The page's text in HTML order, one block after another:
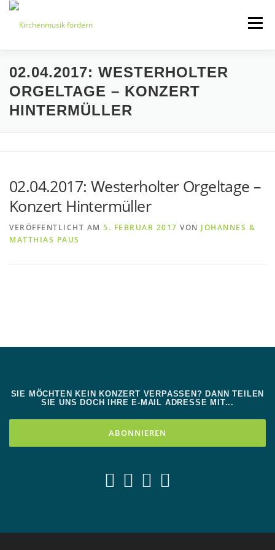
Zum
springen
Menü
START ÜBER UNS
VERANSTALTUNGEN
02.04.2017: WESTERHOLTER
ORGELTAGE – KONZERT
HINTERMÜLLER
02.04.2017: Westerholter Orgeltage –
Konzert Hintermüller
VERÖFFENTLICHT AM 5. FEBRUAR 2017 VON JOHANNES &
MATTHIAS PAUS
SIE MÖCHTEN KEIN KONZERT VERPASSEN? DANN TEILEN
SIE UNS DOCH IHRE E-MAIL ADRESSE MIT...